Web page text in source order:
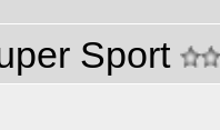
Sport